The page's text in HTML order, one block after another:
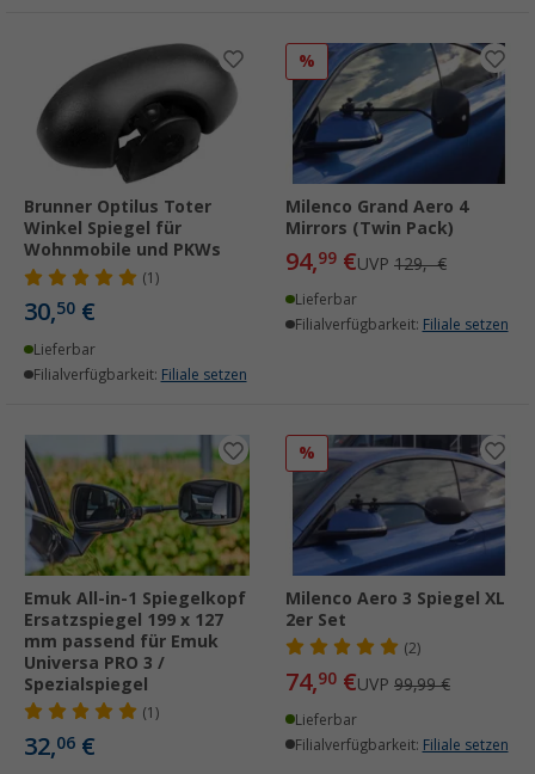
Brunner Optilus Toter
Winkel Spiegel für
Wohnmobile und PKWs
(1)
30,50 €
Lieferbar
Filialverfügbarkeit: Filiale setzen
%
Milenco Grand Aero 4
Mirrors (Twin Pack)
94,99 €UVP 129,- €
Lieferbar
Filialverfügbarkeit: Filiale setzen
Emuk All-in-1 Spiegelkopf
Ersatzspiegel 199 x 127
mm passend für Emuk
Universa PRO 3 /
Spezialspiegel
(1)
32,06 €
%
Milenco Aero 3 Spiegel XL
2er Set
(2)
74,90 €UVP 99,99 €
Lieferbar
Filialverfügbarkeit: Filiale setzen